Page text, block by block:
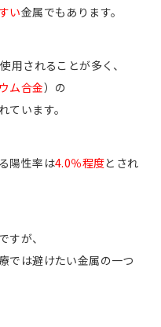
い金属でもあります。
用されることが多く、
ム合金）の
ています。
陽性率は4.0％程度とされ
すが、
では避けたい金属の一つ